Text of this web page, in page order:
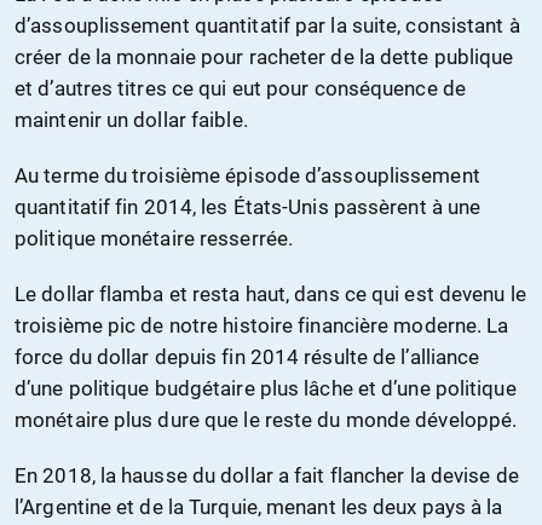
d’assouplissement quantitatif par la suite, consistant à
créer de la monnaie pour racheter de la dette publique
et d’autres titres ce qui eut pour conséquence de
maintenir un dollar faible.
Au terme du troisième épisode d’assouplissement
quantitatif fin 2014, les États-Unis passèrent à une
politique monétaire resserrée.
Le dollar flamba et resta haut, dans ce qui est devenu le
troisième pic de notre histoire financière moderne. La
force du dollar depuis fin 2014 résulte de l’alliance
d’une politique budgétaire plus lâche et d’une politique
monétaire plus dure que le reste du monde développé.
En 2018, la hausse du dollar a fait flancher la devise de
l’Argentine et de la Turquie, menant les deux pays à la